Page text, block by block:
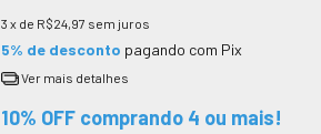
3 x de R$24,97 sem juros
5% de desconto pagando com Pix
Ver mais detalhes
10% OFF comprando 4 ou mais!